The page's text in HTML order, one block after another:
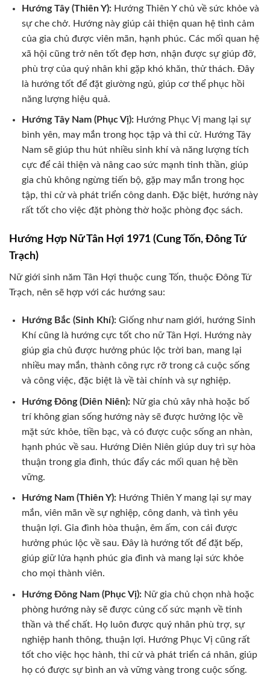
Hướng Tây (Thiên Y):Hướng Thiên Y chủ về sức khỏe và
sự che chở. Hướng này giúp cải thiện quan hệ tình cảm
của gia chủ được viên mãn, hạnh phúc. Các mối quan hệ
xã hội cũng trở nên tốt đẹp hơn, nhận được sự giúp đỡ,
phù trợ của quý nhân khi gặp khó khăn, thử thách. Đây
là hướng tốt để đặt giường ngủ, giúp cơ thể phục hồi
năng lượng hiệu quả.
Hướng Tây Nam (Phục Vị):Hướng Phục Vị mang lại sự
bình yên, may mắn trong học tập và thi cử. Hướng Tây
Nam sẽ giúp thu hút nhiều sinh khí và năng lượng tích
cực để cải thiện và nâng cao sức mạnh tinh thần, giúp
gia chủ không ngừng tiến bộ, gặp may mắn trong học
tập, thi cử và phát triển công danh. Đặc biệt, hướng này
rất tốt cho việc đặt phòng thờ hoặc phòng đọc sách.
Hướng Hợp Nữ Tân Hợi 1971 (Cung Tốn, Đông Tứ
Trạch)
Nữ giới sinh năm Tân Hợi thuộc cung Tốn, thuộc Đông Tứ
Trạch, nên sẽ hợp với các hướng sau:
Hướng Bắc (Sinh Khí):Giống như nam giới, hướng Sinh
Khí cũng là hướng cực tốt cho nữ Tân Hợi. Hướng này
giúp gia chủ được hưởng phúc lộc trời ban, mang lại
nhiều may mắn, thành công rực rỡ trong cả cuộc sống
và công việc, đặc biệt là về tài chính và sự nghiệp.
Hướng Đông (Diên Niên):Nữ gia chủ xây nhà hoặc bố
trí không gian sống hướng này sẽ được hưởng lộc về
mặt sức khỏe, tiền bạc, và có được cuộc sống an nhàn,
hạnh phúc về sau. Hướng Diên Niên giúp duy trì sự hòa
thuận trong gia đình, thúc đẩy các mối quan hệ bền
vững.
Hướng Nam (Thiên Y):Hướng Thiên Y mang lại sự may
mắn, viên mãn về sự nghiệp, công danh, và tình yêu
thuận lợi. Gia đình hòa thuận, êm ấm, con cái được
hưởng phúc lộc về sau. Đây là hướng tốt để đặt bếp,
giúp giữ lửa hạnh phúc gia đình và mang lại sức khỏe
cho mọi thành viên.
Hướng Đông Nam (Phục Vị):Nữ gia chủ chọn nhà hoặc
phòng hướng này sẽ được củng cố sức mạnh về tinh
thần và thể chất. Họ luôn được quý nhân phù trợ, sự
nghiệp hanh thông, thuận lợi. Hướng Phục Vị cũng rất
tốt cho việc học hành, thi cử và phát triển cá nhân, giúp
họ có được sự bình an và vững vàng trong cuộc sống.